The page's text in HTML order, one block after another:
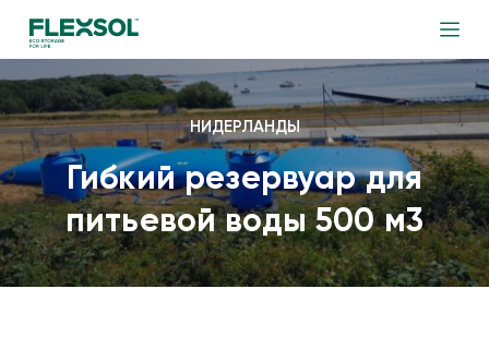
НИДЕРЛАНДЫ
Гибкий резервуар для
питьевой воды 500 м3